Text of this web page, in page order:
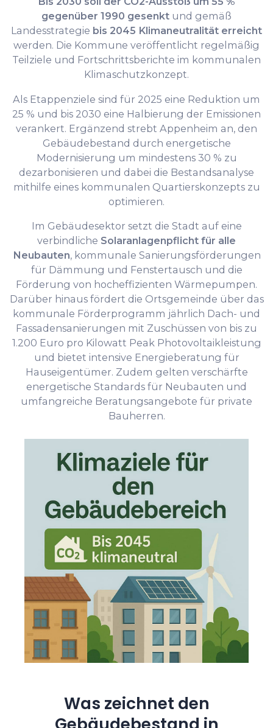
gegenüber 1990 gesenkt und gemäß
Landesstrategie bis 2045 Klimaneutralität erreicht
werden. Die Kommune veröffentlicht regelmäßig
Teilziele und Fortschrittsberichte im kommunalen
Klimaschutzkonzept.
Als Etappenziele sind für 2025 eine Reduktion um
25 % und bis 2030 eine Halbierung der Emissionen
verankert. Ergänzend strebt Appenheim an, den
Gebäudebestand durch energetische
Modernisierung um mindestens 30 % zu
dezarbonisieren und dabei die Bestandsanalyse
mithilfe eines kommunalen Quartierskonzepts zu
optimieren.
Im Gebäudesektor setzt die Stadt auf eine
verbindliche Solaranlagenpflicht für alle
Neubauten, kommunale Sanierungsförderungen
für Dämmung und Fenstertausch und die
Förderung von hocheffizienten Wärmepumpen.
Darüber hinaus fördert die Ortsgemeinde über das
kommunale Förderprogramm jährlich Dach- und
Fassadensanierungen mit Zuschüssen von bis zu
1.200 Euro pro Kilowatt Peak Photovoltaikleistung
und bietet intensive Energieberatung für
Hauseigentümer. Zudem gelten verschärfte
energetische Standards für Neubauten und
umfangreiche Beratungsangebote für private
Bauherren.
Was zeichnet den